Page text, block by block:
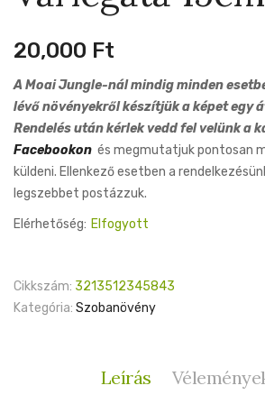
20,000 Ft
A Moai Jungle-nál mindig minden
lévő növényekről készítjük a képet egy
Rendelés után kérlek vedd fel velünk a
Facebookon és megmutatjuk pontosan
küldeni. Ellenkező esetben a
legszebbet postázzuk.
Elérhetőség: Elfogyott
Cikkszám: 3213512345843
Kategória: Szobanövény
Leírás